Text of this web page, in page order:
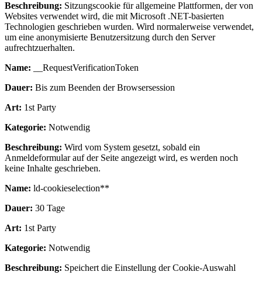
Beschreibung: Sitzungscookie für allgemeine Plattformen, der von
Websites verwendet wird, die mit Microsoft .NET-basierten
Technologien geschrieben wurden. Wird normalerweise verwendet,
um eine anonymisierte Benutzersitzung durch den Server
aufrechtzuerhalten.
Name: __RequestVerificationToken
Dauer: Bis zum Beenden der Browsersession
Art: 1st Party
Kategorie: Notwendig
Beschreibung: Wird vom System gesetzt, sobald ein
Anmeldeformular auf der Seite angezeigt wird, es werden noch
keine Inhalte geschrieben.
Name: ld-cookieselection**
Dauer: 30 Tage
Art: 1st Party
Kategorie: Notwendig
Beschreibung: Speichert die Einstellung der Cookie-Auswahl